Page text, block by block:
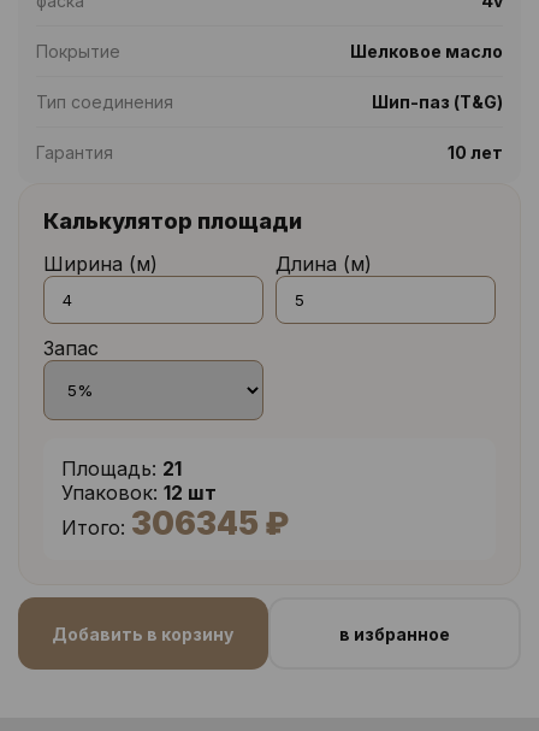
Покрытие Шелковое масло
Тип соединения Шип-паз (T&G)
Гарантия 10 лет
Калькулятор площади
Ширина (м) Длина (м)
Запас
Площадь: 21
Упаковок: 12 шт
Итого: 306345 ₽
Добавить в корзину в избранное